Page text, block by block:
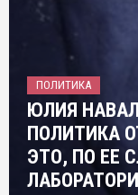
ПОЛИТИКА
ЮЛИЯ
ПОЛИТИКА
ЭТО, ПО ЕЕ